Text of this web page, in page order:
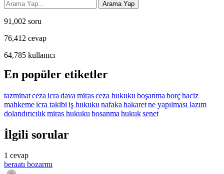
91,002 soru
76,412 cevap
64,785 kullanıcı
En popüler etiketler
tazminatceza icra dava mirasceza hukuku boşanma borçhaciz
mahkemeicra takibi iş hukuku nafaka hakaretne yapılması lazım
dolandırıcılıkmiras hukuku bosanma hukuksenet
İlgili sorular
1 cevap
beraatı bozarmı